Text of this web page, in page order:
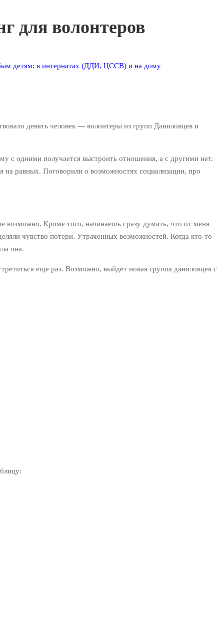
для волонтеров
детям: в интернатах (ДДИ, ЦССВ) и на дому
девять человек — волонтеры из групп Даниловцев и
с одними получается выстроить отношения, а с другими нет.
на равных. Поговорили о возможностях социализации, про
возможно. Кроме того, начинаешь сразу думать, что от меня
чувство потери. Утраченных возможностей. Когда кто-то
она.
еще раз. Возможно, выйдет новая группа даниловцев с